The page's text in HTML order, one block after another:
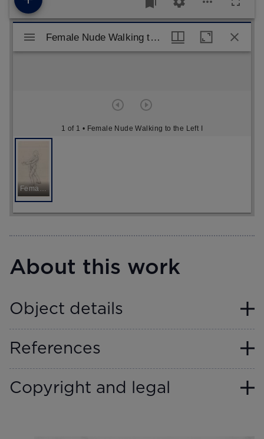
Mirador viewer
Female Nude Walking to the Left I
1 of 1 • Female Nude Walking to the Left I
Female Nude Walking to the Left I
Female Nude Walking to the Left I
About this work
Object details
References
Copyright and legal